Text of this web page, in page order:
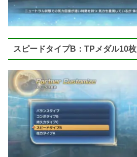
スピードタイプB：TPメダル10枚